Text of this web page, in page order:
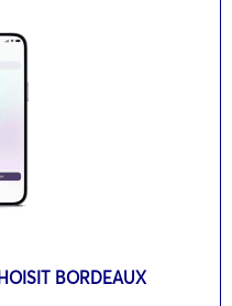
BORDEAUX